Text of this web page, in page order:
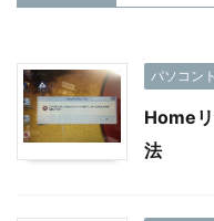
パソコン
Home
法